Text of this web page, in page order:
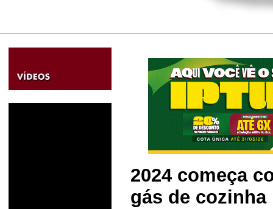
2024 começa
gás de cozinha